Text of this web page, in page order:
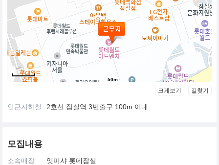
50m
크게보기 길찾기
인근지하철 2호선 잠실역 3번출구 100m 이내
모집내용
소속매장 잇미샤 롯데잠실